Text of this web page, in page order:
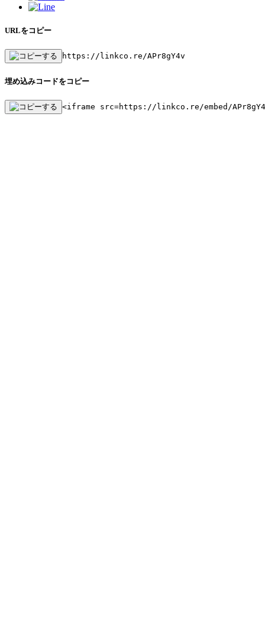
URLをコピー
https://linkco.re/APr8gY4v
埋め込みコードをコピー
<iframe src=https://linkco.re/embed/